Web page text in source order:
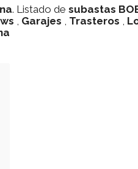
. Listado de subastas
, Garajes , Trasteros ,